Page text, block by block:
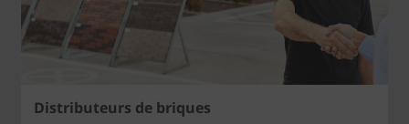
Distributeurs de briques